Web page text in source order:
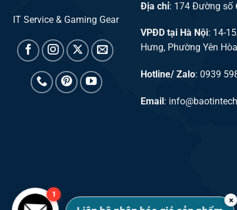
IT Service & Gaming Gear
Địa chỉ: 174 Đường số
VPĐD tại Hà Nội: 14-
Hưng, Phường Yên
Hotline/ Zalo: 0939
Email:
1
×